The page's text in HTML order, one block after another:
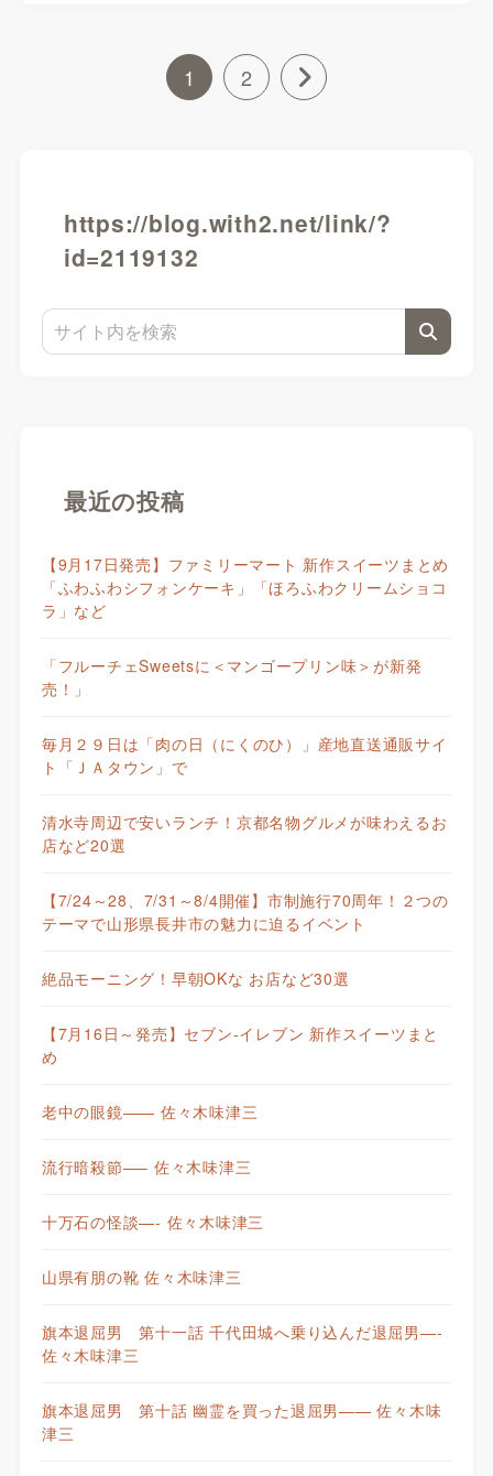
1 2
https://blog.with2.net/link/?
id=2119132
最近の投稿
【9月17日発売】ファミリーマート 新作スイーツまとめ
「ふわふわシフォンケーキ」「ほろふわクリームショコ
ラ」など
「フルーチェSweetsに＜マンゴープリン味＞が新発
売！」
毎月２９日は「肉の日（にくのひ）」産地直送通販サイ
ト「ＪＡタウン」で
清水寺周辺で安いランチ！京都名物グルメが味わえるお
店など20選
【7/24～28、7/31～8/4開催】市制施行70周年！２つの
テーマで山形県長井市の魅力に迫るイベント
絶品モーニング！早朝OKな お店など30選
【7月16日～発売】セブン-イレブン 新作スイーツまと
め
老中の眼鏡—— 佐々木味津三
流行暗殺節—– 佐々木味津三
十万石の怪談—- 佐々木味津三
山県有朋の靴 佐々木味津三
旗本退屈男 第十一話 千代田城へ乗り込んだ退屈男—-
佐々木味津三
旗本退屈男 第十話 幽霊を買った退屈男—— 佐々木味
津三